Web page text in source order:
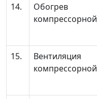
14.
Обогрев
компрессорной
15.
Вентиляция
компрессорной